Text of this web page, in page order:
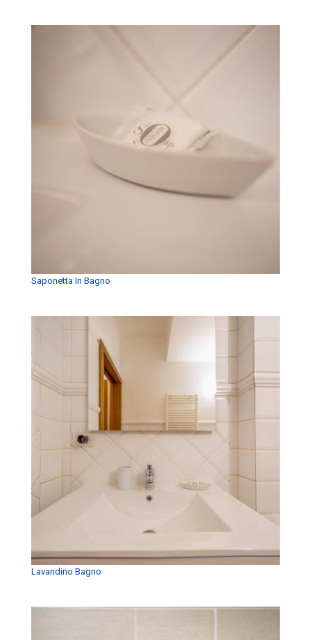
Saponetta In Bagno
Lavandino Bagno